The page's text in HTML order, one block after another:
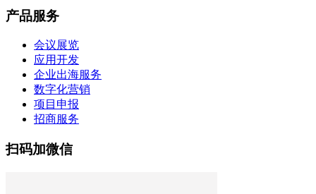
产品服务
会议展览
应用开发
企业出海服务
数字化营销
项目申报
招商服务
扫码加微信